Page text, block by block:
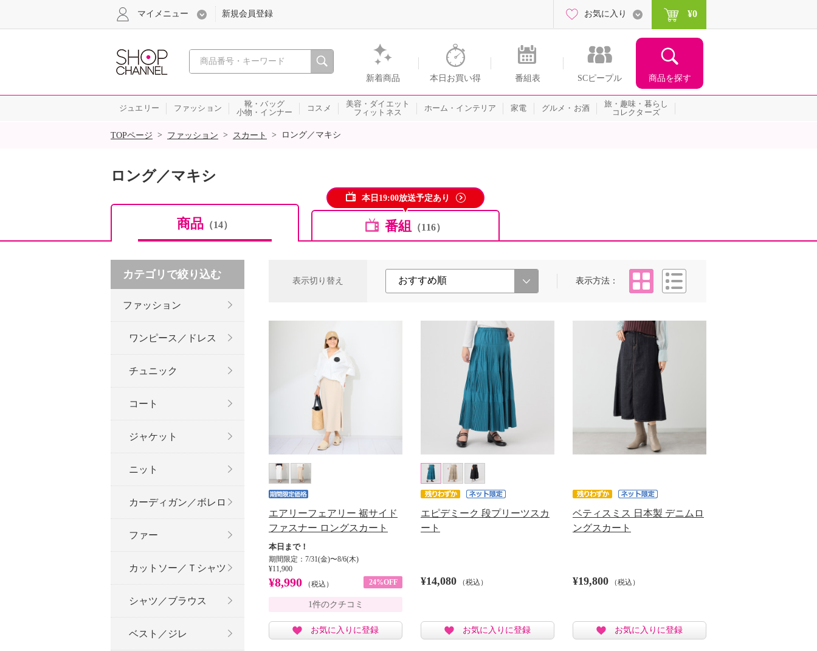
心おどる、瞬間を。通販・テレビショッピングのショップチャンネル
新着商品 本日お買い得 番組表 SCピープル 商品を探す
マイメニュー 新規会員登録 お気に入り ¥0
ジュエリー ファッション
靴・バッグ
小物・インナー
コスメ
美容・ダイエット
フィットネス
ホーム・インテリア 家電 グルメ・お酒
旅・趣味・暮らし
コレクターズ
SALE
TOPページ > ファッション > スカート > ロング／マキシ
ロング／マキシ
商品 （14） 番組 （116）
本日19:00放送予定あり
表示切り替え 表示方法
タイル
エアリーフェアリー 裾サイド
ファスナー ロングスカート
本日まで！
期間限定：7/31(金)〜8/6(木)
¥11,900
¥8,990 （税込） 24%OFF
1件のクチコミ
お気に入りに登録
エピデミーク 段プリーツスカ
ート
¥14,080 （税込）
お気に入りに登録
ベティスミス 日本製 デニムロ
ングスカート
¥19,800 （税込）
お気に入りに登録
カテゴリで絞り込む
ファッション
ワンピース／ドレス
チュニック
コート
ジャケット
ニット
カーディガン／ボレロ
ファー
カットソー／Ｔシャツ
シャツ／ブラウス
ベスト／ジレ